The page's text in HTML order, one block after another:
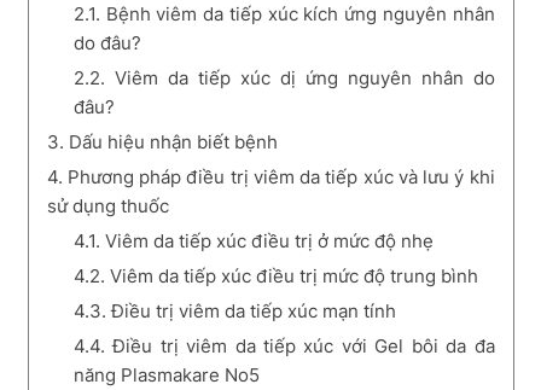
2.1. Bệnh viêm da tiếp xúc kích ứng nguyên nhân
do đâu?
2.2. Viêm da tiếp xúc dị ứng nguyên nhân do
đâu?
3. Dấu hiệu nhận biết bệnh
4. Phương pháp điều trị viêm da tiếp xúc và lưu ý khi
sử dụng thuốc
4.1. Viêm da tiếp xúc điều trị ở mức độ nhẹ
4.2. Viêm da tiếp xúc điều trị mức độ trung bình
4.3. Điều trị viêm da tiếp xúc mạn tính
4.4. Điều trị viêm da tiếp xúc với Gel bôi da đa
năng Plasmakare No5